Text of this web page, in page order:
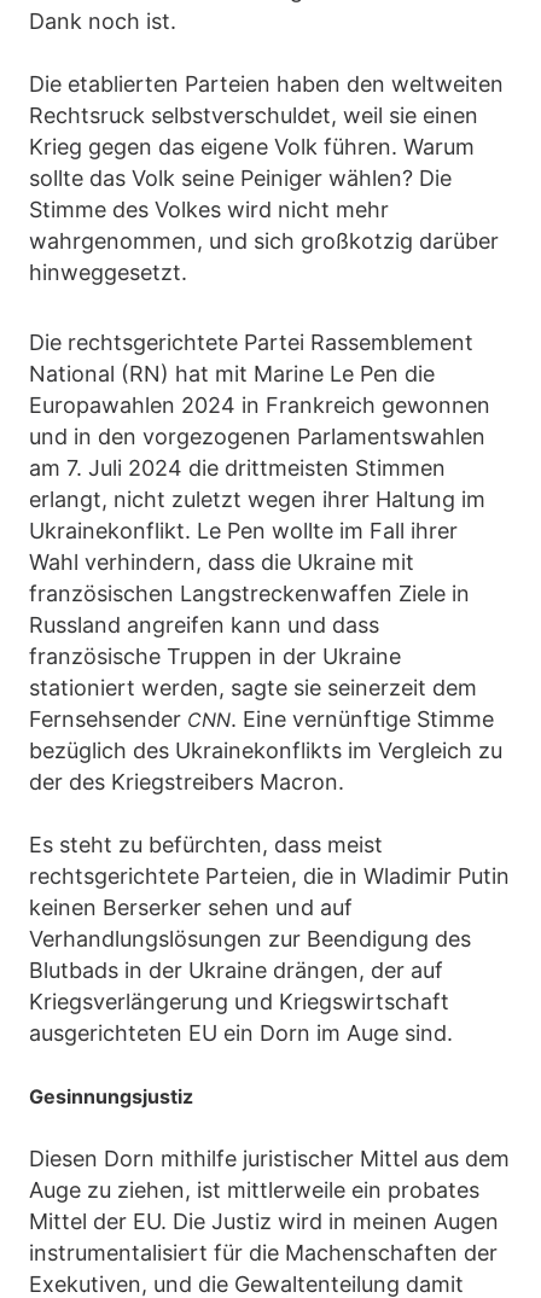
Dank noch ist.
Die etablierten Parteien haben den weltweiten
Rechtsruck selbstverschuldet, weil sie einen
Krieg gegen das eigene Volk führen. Warum
sollte das Volk seine Peiniger wählen? Die
Stimme des Volkes wird nicht mehr
wahrgenommen, und sich großkotzig darüber
hinweggesetzt.
Die rechtsgerichtete Partei Rassemblement
National (RN) hat mit Marine Le Pen die
Europawahlen 2024 in Frankreich gewonnen
und in den vorgezogenen Parlamentswahlen
am 7. Juli 2024 die drittmeisten Stimmen
erlangt, nicht zuletzt wegen ihrer Haltung im
Ukrainekonflikt. Le Pen wollte im Fall ihrer
Wahl verhindern, dass die Ukraine mit
französischen Langstreckenwaffen Ziele in
Russland angreifen kann und dass
französische Truppen in der Ukraine
stationiert werden, sagte sie seinerzeit dem
Fernsehsender CNN. Eine vernünftige Stimme
bezüglich des Ukrainekonflikts im Vergleich zu
der des Kriegstreibers Macron.
Es steht zu befürchten, dass meist
rechtsgerichtete Parteien, die in Wladimir Putin
keinen Berserker sehen und auf
Verhandlungslösungen zur Beendigung des
Blutbads in der Ukraine drängen, der auf
Kriegsverlängerung und Kriegswirtschaft
ausgerichteten EU ein Dorn im Auge sind.
Gesinnungsjustiz
Diesen Dorn mithilfe juristischer Mittel aus dem
Auge zu ziehen, ist mittlerweile ein probates
Mittel der EU. Die Justiz wird in meinen Augen
instrumentalisiert für die Machenschaften der
Exekutiven, und die Gewaltenteilung damit